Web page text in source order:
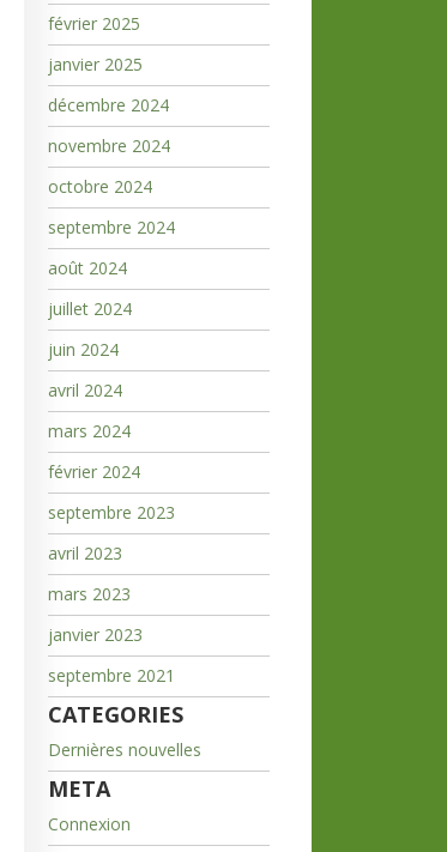
février 2025
janvier 2025
décembre 2024
novembre 2024
octobre 2024
septembre 2024
août 2024
juillet 2024
juin 2024
avril 2024
mars 2024
février 2024
septembre 2023
avril 2023
mars 2023
janvier 2023
septembre 2021
CATEGORIES
Dernières nouvelles
META
Connexion